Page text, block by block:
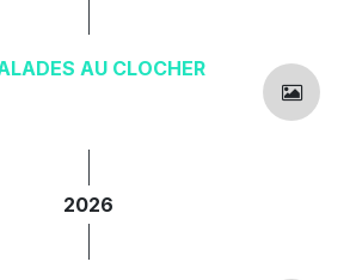
AU CLOCHER
2026